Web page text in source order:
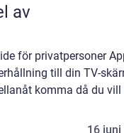
av
för privatpersoner
till din TV-
komma då du vill
16 juni